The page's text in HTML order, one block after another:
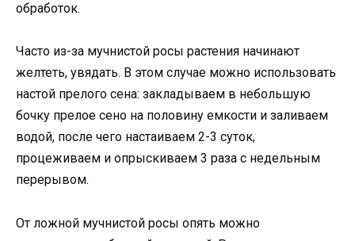
обработок.
Часто из-за мучнистой росы растения начинают
желтеть, увядать. В этом случае можно использовать
настой прелого сена: закладываем в небольшую
бочку прелое сено на половину емкости и заливаем
водой, после чего настаиваем 2-3 суток,
процеживаем и опрыскиваем 3 раза с недельным
перерывом.
От ложной мучнистой росы опять можно